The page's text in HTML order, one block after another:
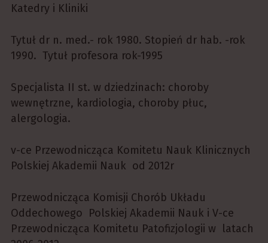
Katedry i Kliniki
Tytuł dr n. med.- rok 1980. Stopień dr hab. -rok
1990. Tytuł profesora rok-1995
Specjalista II st. w dziedzinach: choroby
wewnętrzne, kardiologia, choroby płuc,
alergologia.
v-ce Przewodnicząca Komitetu Nauk Klinicznych
Polskiej Akademii Nauk od 2012r
Przewodnicząca Komisji Chorób Układu
Oddechowego Polskiej Akademii Nauk i V-ce
Przewodnicząca Komitetu Patofizjologii w latach